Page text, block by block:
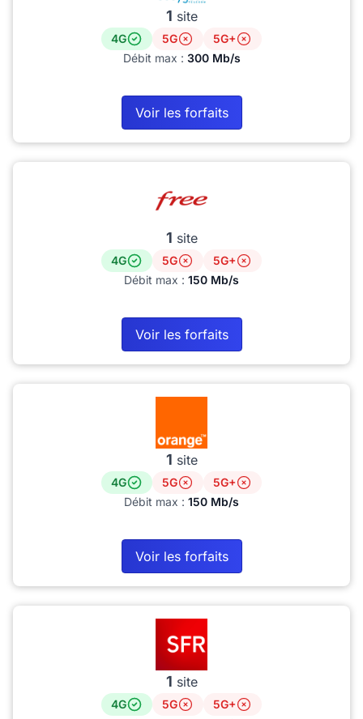
1 site
4G 5G
5G+
Débit max : 300 Mb/s
Voir les forfaits
1 site
4G 5G
5G+
Débit max : 150 Mb/s
Voir les forfaits
1 site
4G 5G
5G+
Débit max : 150 Mb/s
Voir les forfaits
1 site
4G 5G
5G+